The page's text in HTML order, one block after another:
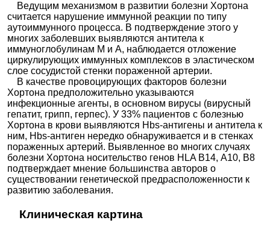
Ведущим механизмом в развитии болезни Хортона
считается нарушение иммунной реакции по типу
аутоиммунного процесса. В подтверждение этого у
многих заболевших выявляются антитела к
иммуноглобулинам М и А, наблюдается отложение
циркулирующих иммунных комплексов в эластическом
слое сосудистой стенки пораженной артерии.
В качестве провоцирующих факторов болезни
Хортона предположительно указываются
инфекционные агенты, в основном вирусы (вирусный
гепатит, грипп, герпес). У 33% пациентов с болезнью
Хортона в крови выявляются Hbs-антигены и антитела к
ним, Hbs-антиген нередко обнаруживается и в стенках
пораженных артерий. Выявленное во многих случаях
болезни Хортона носительство генов HLA В14, А10, В8
подтверждает мнение большинства авторов о
существовании генетической предрасположенности к
развитию заболевания.
Клиническая картина